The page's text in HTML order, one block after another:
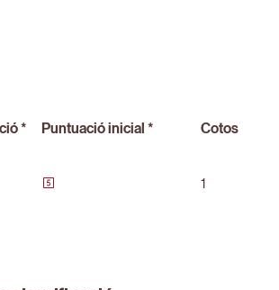
* Puntuació inicial * Cotos
1